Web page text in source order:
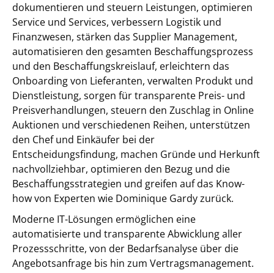
dokumentieren und steuern Leistungen, optimieren
Service und Services, verbessern Logistik und
Finanzwesen, stärken das Supplier Management,
automatisieren den gesamten Beschaffungsprozess
und den Beschaffungskreislauf, erleichtern das
Onboarding von Lieferanten, verwalten Produkt und
Dienstleistung, sorgen für transparente Preis- und
Preisverhandlungen, steuern den Zuschlag in Online
Auktionen und verschiedenen Reihen, unterstützen
den Chef und Einkäufer bei der
Entscheidungsfindung, machen Gründe und Herkunft
nachvollziehbar, optimieren den Bezug und die
Beschaffungsstrategien und greifen auf das Know-
how von Experten wie Dominique Gardy zurück.
Moderne IT-Lösungen ermöglichen eine
automatisierte und transparente Abwicklung aller
Prozessschritte, von der Bedarfsanalyse über die
Angebotsanfrage bis hin zum Vertragsmanagement.